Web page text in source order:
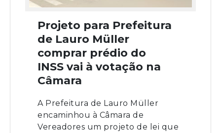
Projeto para Prefeitura
de Lauro Müller
comprar prédio do
INSS vai à votação na
Câmara
A Prefeitura de Lauro Müller
encaminhou à Câmara de
Vereadores um projeto de lei que